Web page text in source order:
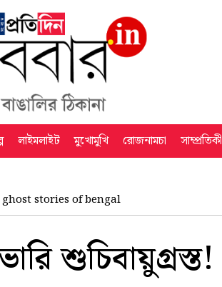
লাইমলাইট মুখোমুখি রোজনামচা সাম্প্রতিকী
stories of bengal
শুচিবায়ুগ্রস্ত!